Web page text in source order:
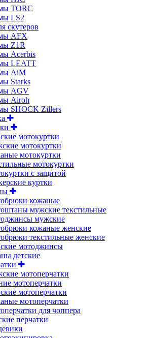
TORC
LS2
скутеров
AFX
Z1R
Acerbis
LEATT
AiM
Starks
AGV
Airoh
SHOCK Zillers
мотокуртки
мотокуртки
мотокуртки
мотокуртки
с защитой
куртки
кожаные
мужские текстильные
мужские
кожаные женские
текстильные женские
мотоджинсы
детские
мотоперчатки
мотоперчатки
мотоперчатки
мотоперчатки
для чоппера
перчатки